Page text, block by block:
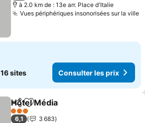
à 2.0 km de : 13e arr. Place d'Italie
Vues périphériques insonorisées sur la ville
16 sites Consulter les prix
PartagerAjouter à mes favoris
Hôtel Média
3 Étoiles
6,1
3 683